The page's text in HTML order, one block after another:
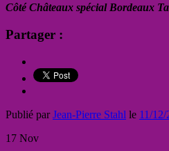
Côté Châteaux spécial Bordeaux
Partager :
Publié parJean-Pierre Stahl le 11/
17 Nov